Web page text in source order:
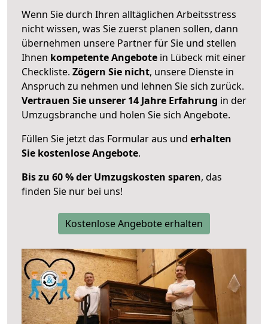
Wenn Sie durch Ihren alltäglichen Arbeitsstress
nicht wissen, was Sie zuerst planen sollen, dann
übernehmen unsere Partner für Sie und stellen
Ihnen kompetente Angebote in Lübeck mit einer
Checkliste. Zögern Sie nicht, unsere Dienste in
Anspruch zu nehmen und lehnen Sie sich zurück.
Vertrauen Sie unserer 14 Jahre Erfahrung in der
Umzugsbranche und holen Sie sich Angebote.
Füllen Sie jetzt das Formular aus und erhalten
Sie kostenlose Angebote.
Bis zu 60 % der Umzugskosten sparen, das
finden Sie nur bei uns!
Kostenlose Angebote erhalten